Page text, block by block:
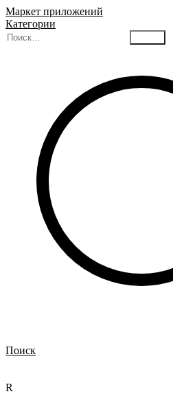
Маркет приложений
Категории
Поиск
R